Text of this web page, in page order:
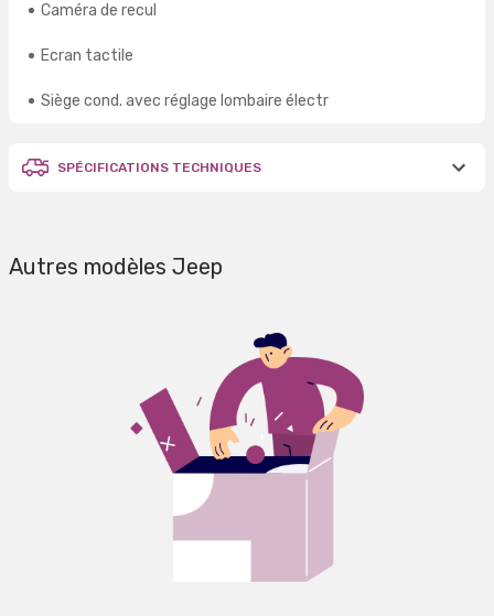
Caméra de recul
Ecran tactile
Siège cond. avec réglage lombaire électr
SPÉCIFICATIONS TECHNIQUES
Autres modèles Jeep